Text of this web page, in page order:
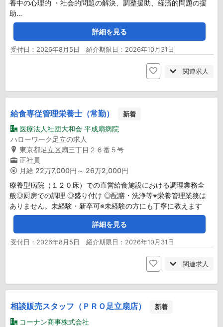
養中の心理的 ・社会的問題の解決、調整援助、経済的問題の援
助…
詳細を見る
受付日：2026年8月5日 紹介期限日：2026年10月31日
関連求人
給食専従管理栄養士（常勤） 新着
医療法人社団大和会 平成扇病院
ハローワーク足立の求人
東京都足立区扇三丁目２６番５号
正社員
月給 22万7,000円～ 26万2,000円
療養型病院（１２０床）での直営給食施設における調理業務全
般◎厨房での調理 ◎盛り付け ◎配膳・洗浄等※栄養管理業務は
ありません。未経験・新卒可※未経験の方にも丁寧に教えます
詳細を見る
受付日：2026年8月5日 紹介期限日：2026年10月31日
関連求人
相談販売スタッフ（ＰＲＯ足立扇店） 新着
コーナン商事株式会社